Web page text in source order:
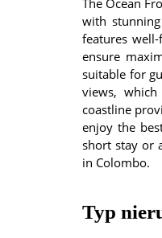
The Ocean
with
features
ensure
suitable for
views,
coastline
enjoy the
short stay or
in Colombo.
Typ